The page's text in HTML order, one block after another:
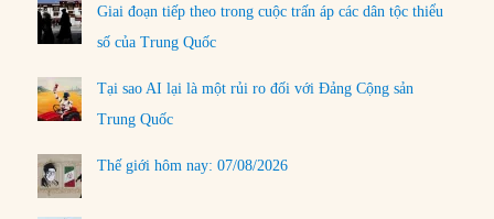
Giai đoạn tiếp theo trong cuộc trấn áp các dân tộc thiểu
số của Trung Quốc
Tại sao AI lại là một rủi ro đối với Đảng Cộng sản
Trung Quốc
Thế giới hôm nay: 07/08/2026